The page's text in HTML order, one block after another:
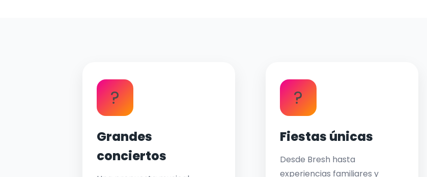
?
Grandes
conciertos
?
Fiestas únicas
Desde Bresh hasta
experiencias familiares y